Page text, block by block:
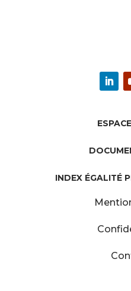
INDEX ÉGALITÉ